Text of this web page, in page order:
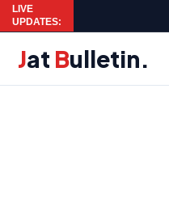
LIVE
UPDATES:
Jat Bulletin.